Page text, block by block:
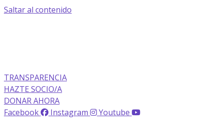
Saltar al contenido
TRANSPARENCIA
HAZTE SOCIO/A
DONAR AHORA
Facebook
Instagram Youtube